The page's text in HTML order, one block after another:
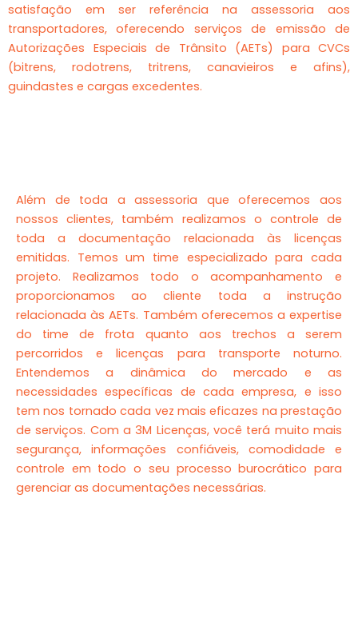
satisfação em ser referência na assessoria aos
transportadores, oferecendo serviços de emissão de
Autorizações Especiais de Trânsito (AETs) para CVCs
(bitrens, rodotrens, tritrens, canavieiros e afins),
guindastes e cargas excedentes.
Além de toda a assessoria que oferecemos aos
nossos clientes, também realizamos o controle de
toda a documentação relacionada às licenças
emitidas. Temos um time especializado para cada
projeto. Realizamos todo o acompanhamento e
proporcionamos ao cliente toda a instrução
relacionada às AETs. Também oferecemos a expertise
do time de frota quanto aos trechos a serem
percorridos e licenças para transporte noturno.
Entendemos a dinâmica do mercado e as
necessidades específicas de cada empresa, e isso
tem nos tornado cada vez mais eficazes na prestação
de serviços. Com a 3M Licenças, você terá muito mais
segurança, informações confiáveis, comodidade e
controle em todo o seu processo burocrático para
gerenciar as documentações necessárias.